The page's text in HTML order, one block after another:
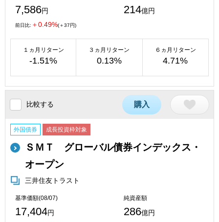
7,586円 214億円
前日比: ＋0.49%(＋37円)
１ヵ月リターン
-1.51%
３ヵ月リターン
0.13%
６ヵ月リターン
4.71%
比較する 購入
外国債券 成長投資枠対象
ＳＭＴ グローバル債券インデックス・
オープン
三井住友トラスト
基準価額(08/07)
17,404円
純資産額
286億円